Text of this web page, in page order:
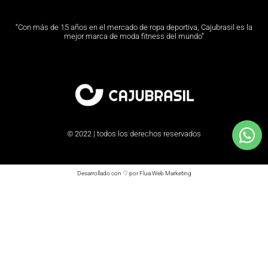
“Con más de 15 años en el mercado de ropa deportiva, Cajubrasil es la
mejor marca de moda fitness del mundo”
© 2022 | todos los derechos reservados
Desarrollado con ♡ por Flua Web Marketing